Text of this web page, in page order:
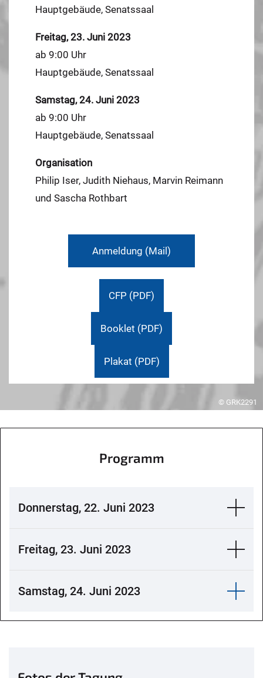
© GRK2291
Hauptgebäude, Senatssaal
Freitag, 23. Juni 2023
ab 9:00 Uhr
Hauptgebäude, Senatssaal
Samstag, 24. Juni 2023
ab 9:00 Uhr
Hauptgebäude, Senatssaal
Organisation
Philip Iser, Judith Niehaus, Marvin Reimann
und Sascha Rothbart
Anmeldung (Mail)
CFP (PDF)
Booklet (PDF)
Plakat (PDF)
Programm
Donnerstag, 22. Juni 2023
Freitag, 23. Juni 2023
Samstag, 24. Juni 2023